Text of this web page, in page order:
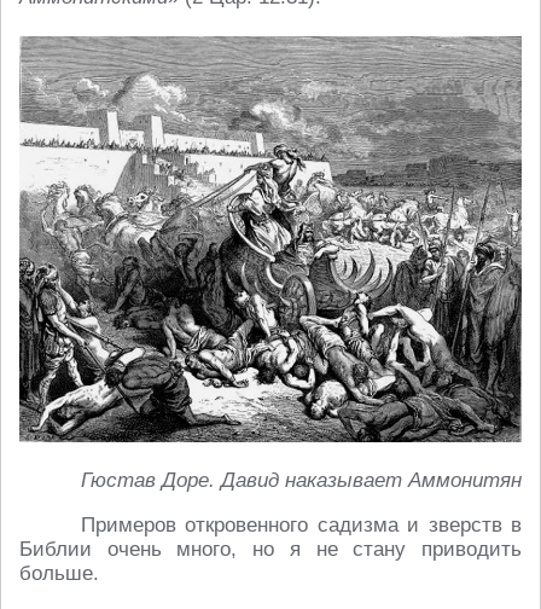
Гюстав Доре. Давид наказывает Аммонитян
Примеров откровенного садизма и зверств в
Библии очень много, но я не стану приводить
больше.